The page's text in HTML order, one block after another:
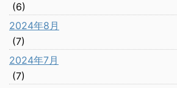
(6)
2024年8月
(7)
2024年7月
(7)